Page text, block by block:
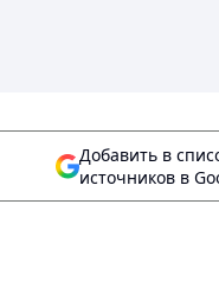
Добавить в
источников в